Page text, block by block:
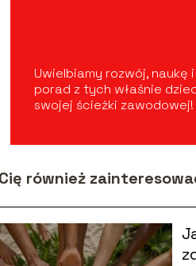
Uwielbiamy rozwój,
porad z tych właśnie
swojej ścieżki zawodowej!
również